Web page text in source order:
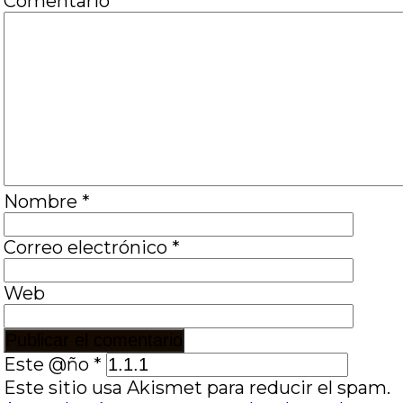
Nombre *
Correo electrónico *
Web
Este @ño *
Este sitio usa Akismet para reducir el spam.